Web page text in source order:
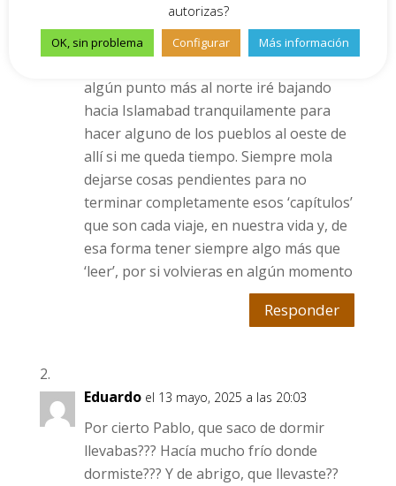
Que gran aventura y cuanta hospitalidad
del pueblo pakistaní . Creo que no
algún punto más al norte iré bajando
hacia Islamabad tranquilamente para
hacer alguno de los pueblos al oeste de
allí si me queda tiempo. Siempre mola
dejarse cosas pendientes para no
terminar completamente esos ‘capítulos’
que son cada viaje, en nuestra vida y, de
esa forma tener siempre algo más que
‘leer’, por si volvieras en algún momento
Responder
Eduardo el 13 mayo, 2025 a las 20:03
Por cierto Pablo, que saco de dormir
llevabas??? Hacía mucho frío donde
dormiste??? Y de abrigo, que llevaste??
autorizas?
OK, sin problema Configurar Más información